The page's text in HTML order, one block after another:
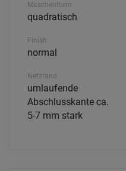
Maschenform
quadratisch
Finish
normal
Netzrand
umlaufende
Abschlusskante ca.
5-7 mm stark